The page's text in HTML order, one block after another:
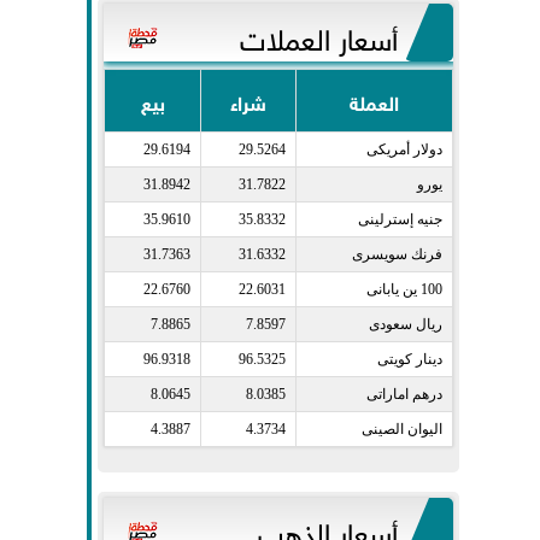
أسعار العملات
العملة شراء بيع
دولار أمريكى​ 29.5264
29.6194
يورو​ 31.7822
31.8942
جنيه إسترلينى​ 35.8332
35.9610
فرنك سويسرى​ 31.6332
31.7363
100 ين يابانى​ 22.6031
22.6760
ريال سعودى​ 7.8597
7.8865
دينار كويتى​ 96.5325
96.9318
درهم اماراتى​ 8.0385
8.0645
اليوان الصينى​ 4.3734
4.3887
أسعار الذهب